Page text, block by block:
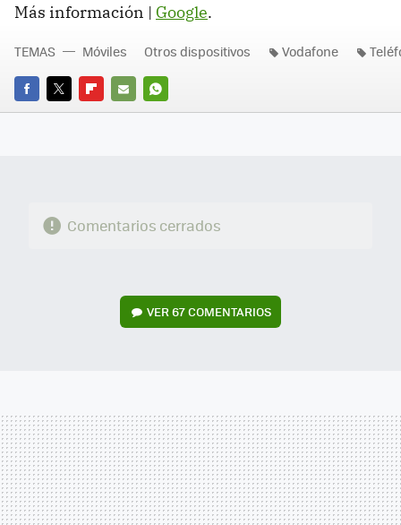
Más información | Google.
FACEBOOK
TWITTERFLIPBOARD
E-
WHATSAPP
TEMAS Móviles Otros dispositivos Vodafone
Comentarios cerrados
VER67 COMENTARIOS